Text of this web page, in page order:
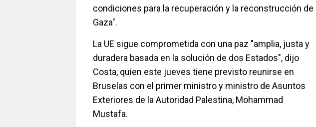
condiciones para la recuperación y la reconstrucción de
Gaza".
La UE sigue comprometida con una paz "amplia, justa y
duradera basada en la solución de dos Estados", dijo
Costa, quien este jueves tiene previsto reunirse en
Bruselas con el primer ministro y ministro de Asuntos
Exteriores de la Autoridad Palestina, Mohammad
Mustafa.